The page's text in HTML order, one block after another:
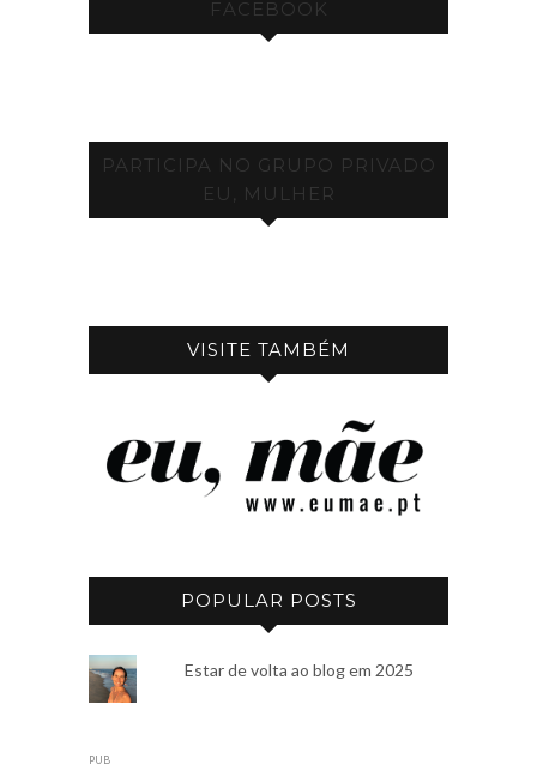
FACEBOOK
PARTICIPA NO GRUPO PRIVADO
EU, MULHER
VISITE TAMBÉM
POPULAR POSTS
Estar de volta ao blog em 2025
PUB